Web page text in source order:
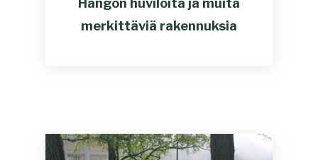
Hangon huviloita ja muita
merkittäviä rakennuksia